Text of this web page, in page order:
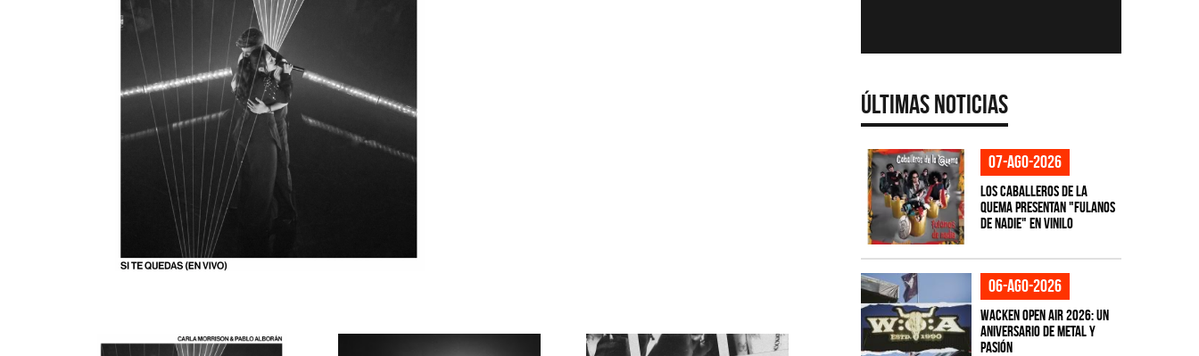
Últimas Noticias
07-ago-2026
Los Caballeros de la
Quema presentan "Fulanos
de Nadie" en vinilo
06-ago-2026
Wacken Open Air 2026: Un
aniversario de metal y
pasión